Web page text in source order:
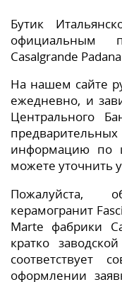
Бутик
официальным
Casalgrande
На нашем сайте
ежедневно, и
Центрального
информацию по
можете уточнить
Пожалуйста,
керамогранит
Marte фабрики
кратко
соответствует
оформлении